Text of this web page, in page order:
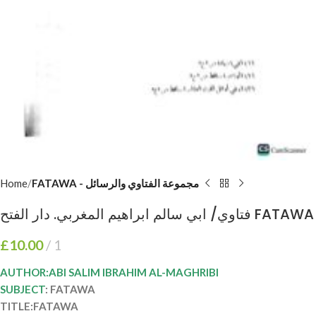
Home FATAWA - مجموعة الفتاوي والرسائل
فتاوي/ ابي سالم ابراهيم المغربي. دار الفتح FATAWA
£10.00 1
AUTHOR:ABI SALIM IBRAHIM AL-MAGHRIBI
SUBJECT: FATAWA
TITLE:FATAWA